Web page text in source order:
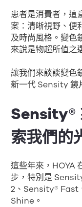
患者是消費者，這
案：清晰視野、便
及時尚風格。變色
來說是物超所值之
讓我們來談談變色
新一代 Sensity 鏡
Sensity®
索我們的
這些年來，HOYA
步，特別是
2、Sensity®
Shine。